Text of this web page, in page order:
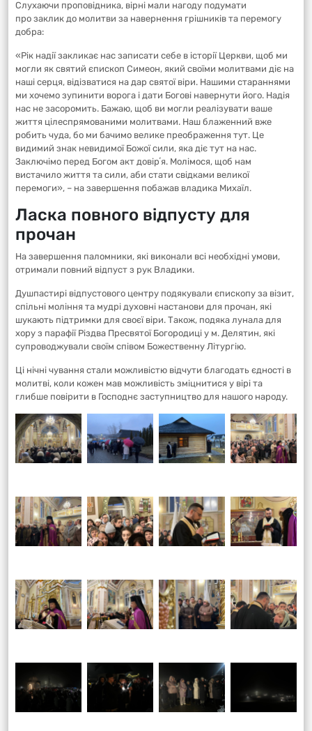
Слухаючи проповідника, вірні мали нагоду подумати
про заклик до молитви за навернення грішників та перемогу
добра:
«Рік надії закликає нас записати себе в історії Церкви, щоб ми
могли як святий єпископ Симеон, який своїми молитвами діє на
наші серця, відізватися на дар святої віри. Нашими стараннями
ми хочемо зупинити ворога і дати Богові навернути його. Надія
нас не засоромить. Бажаю, щоб ви могли реалізувати ваше
життя цілеспрямованими молитвами. Наш блаженний вже
робить чуда, бо ми бачимо велике преображення тут. Це
видимий знак невидимої Божої сили, яка діє тут на нас.
Заключімо перед Богом акт довірʼя. Молімося, щоб нам
вистачило життя та сили, аби стати свідками великої
перемоги», – на завершення побажав владика Михаїл.
Ласка повного відпусту для
прочан
На завершення паломники, які виконали всі необхідні умови,
отримали повний відпуст з рук Владики.
Душпастирі відпустового центру подякували єпископу за візит,
спільні моління та мудрі духовні настанови для прочан, які
шукають підтримки для своєї віри. Також, подяка лунала для
хору з парафії Різдва Пресвятої Богородиці у м. Делятин, які
супроводжували своїм співом Божественну Літургію.
Ці нічні чування стали можливістю відчути благодать єдності в
молитві, коли кожен мав можливість зміцнитися у вірі та
глибше повірити в Господнє заступництво для нашого народу.